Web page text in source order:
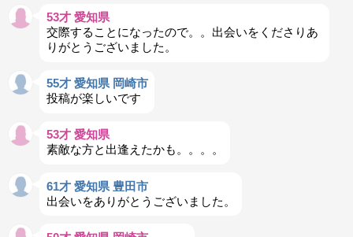
53才 愛知県
交際することになったので。。出会いをくださりあ
りがとうございました。
55才 愛知県 岡崎市
投稿が楽しいです
53才 愛知県
素敵な方と出逢えたかも。。。。
61才 愛知県 豊田市
出会いをありがとうございました。